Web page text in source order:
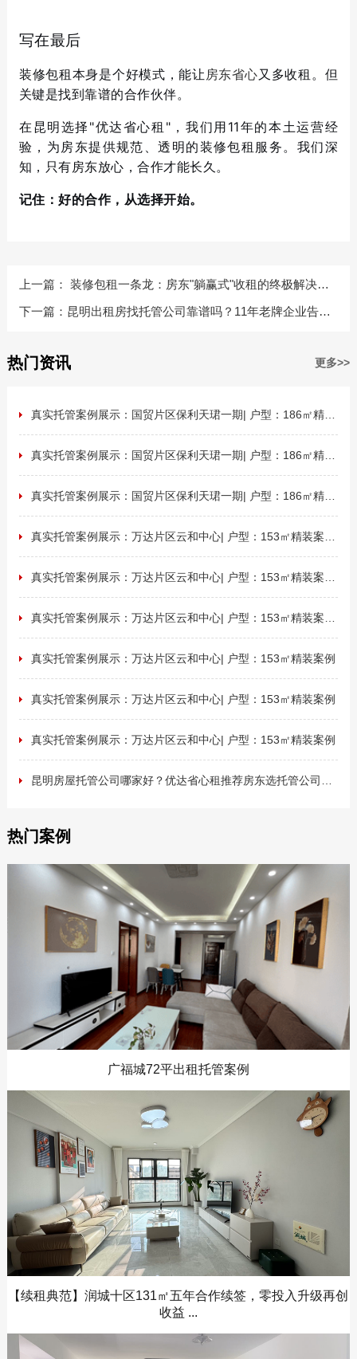
写在最后
装修包租本身是个好模式，能让 房东省心又多收租。但
关键是找到靠谱的合作伙伴。
在昆明选择"优达省心租"，我们用11年的本土运营经
验，为房东提供规范、透明的装修包租服务。我们深
知，只有房东放心，合作才能长久。
记住：好的合作，从选择开始。
上一篇：
装修包租一条龙：房东"躺赢式"收租的终极解决方
下一篇： 昆明出租房找托管公司靠谱吗？11年老牌企业告诉
热门资讯 更多>>
真实托管案例展示：国贸片区保利天珺一期| 户型：186㎡精装 ...
真实托管案例展示：国贸片区保利天珺一期| 户型：186㎡精装 ...
真实托管案例展示：国贸片区保利天珺一期| 户型：186㎡精装 ...
真实托管案例展示：万达片区云和中心| 户型：153㎡精装案例 ...
真实托管案例展示：万达片区云和中心| 户型：153㎡精装案例 ...
真实托管案例展示：万达片区云和中心| 户型：153㎡精装案例 ...
真实托管案例展示：万达片区云和中心| 户型：153㎡精装案例
真实托管案例展示：万达片区云和中心| 户型：153㎡精装案例
真实托管案例展示：万达片区云和中心| 户型：153㎡精装案例
昆明房屋托管公司哪家好？优达省心租推荐房东选托管公司攻略
热门案例
广福城72平出租托管案例
【续租典范】润城十区131㎡五年合作续签，零投入升级再创
收益 ...